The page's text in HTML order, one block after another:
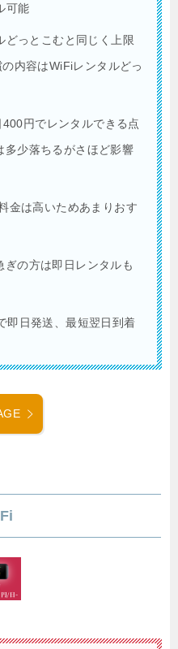
可能
どっとこむと同じく上限
内容はWiFiレンタルどっ
円でレンタルできる点
多少落ちるがさほど影響
金は高いためあまりおす
の方は即日レンタルも
即日発送、最短翌日到着